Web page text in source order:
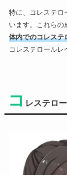
特に、コレステロ
います。これらの
体内でのコレステ
コレステロールレ
コ レステロ